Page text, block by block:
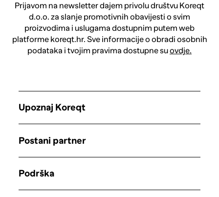
Prijavom na newsletter dajem privolu društvu Koreqt
d.o.o. za slanje promotivnih obavijesti o svim
proizvodima i uslugama dostupnim putem web
platforme koreqt.hr. Sve informacije o obradi osobnih
podataka i tvojim pravima dostupne suovdje.
Upoznaj Koreqt
Postani partner
Podrška